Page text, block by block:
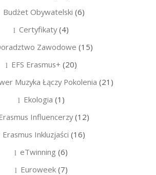
Budżet Obywatelski (6)
Certyfikaty(4)
Zawodowe (15)
EFS Erasmus+ (20)
Muzyka Łączy Pokolenia (21)
Ekologia (1)
Influencerzy(12)
Erasmus Inkluzjaści (16)
eTwinning (6)
Euroweek(7)